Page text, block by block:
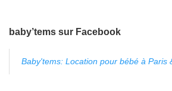
baby’tems sur Facebook
Baby'tems: Location pour bébé à Paris